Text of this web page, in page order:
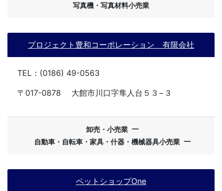
写真機・写真材料小売業
プロジェクト豊和コーポレーション 有限会社
TEL：(0186) 49-0563
〒017-0878
大館市川口字隼人台５３−３
卸売・小売業 ー
自動車・自転車・家具・什器・機械器具小売業 ー
ペットショップOne